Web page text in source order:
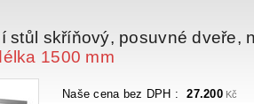
stůl skříňový, posuvné dveře,
1500 mm
Naše cena bez DPH : 27.200Kč